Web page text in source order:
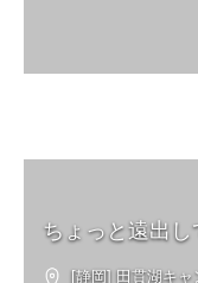
ちょっと遠出
[静岡] 田貫湖キャ